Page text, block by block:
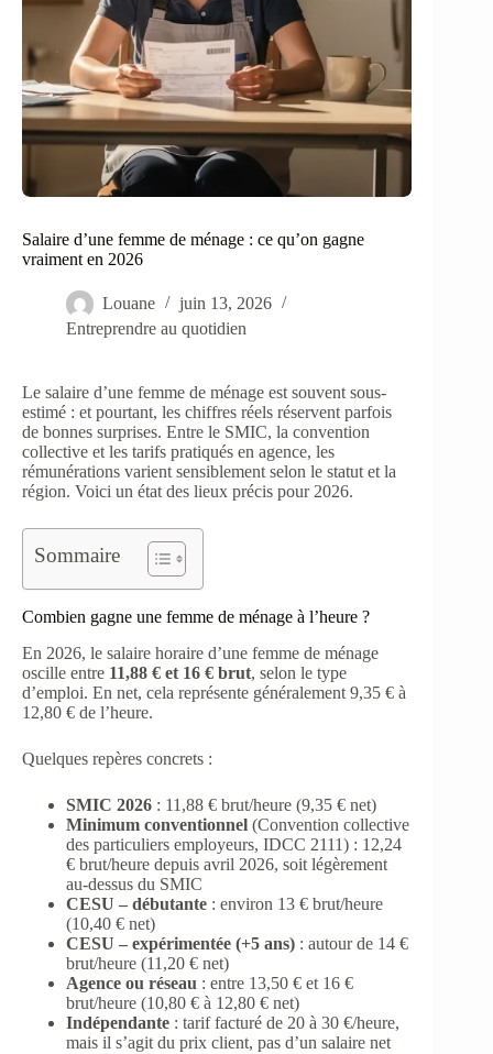
Salaire d’une femme de ménage : ce qu’on gagne
vraiment en 2026
Louane
juin 13, 2026
Entreprendre au quotidien
Le salaire d’une femme de ménage est souvent sous-
estimé : et pourtant, les chiffres réels réservent parfois
de bonnes surprises. Entre le SMIC, la convention
collective et les tarifs pratiqués en agence, les
rémunérations varient sensiblement selon le statut et la
région. Voici un état des lieux précis pour 2026.
Sommaire
Combien gagne une femme de ménage à l’heure ?
En 2026, le salaire horaire d’une femme de ménage
oscille entre 11,88 € et 16 € brut, selon le type
d’emploi. En net, cela représente généralement 9,35 € à
12,80 € de l’heure.
Quelques repères concrets :
SMIC 2026 : 11,88 € brut/heure (9,35 € net)
Minimum conventionnel (Convention collective
des particuliers employeurs, IDCC 2111) : 12,24
€ brut/heure depuis avril 2026, soit légèrement
au-dessus du SMIC
CESU – débutante : environ 13 € brut/heure
(10,40 € net)
CESU – expérimentée (+5 ans) : autour de 14 €
brut/heure (11,20 € net)
Agence ou réseau : entre 13,50 € et 16 €
brut/heure (10,80 € à 12,80 € net)
Indépendante : tarif facturé de 20 à 30 €/heure,
mais il s’agit du prix client, pas d’un salaire net